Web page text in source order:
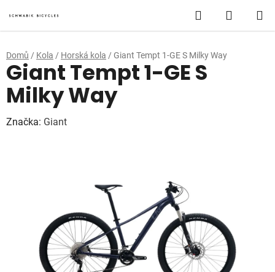
na
obsah
Hledat
KOŠÍK
Domů / Kola / Horská kola / Giant Tempt 1-GE S Milky Way
Giant Tempt 1-GE S
Milky Way
Značka: Giant